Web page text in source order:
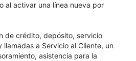
al activar una línea nueva por
de crédito, depósito, servicio
a Servicio al Cliente, un
asistencia para la